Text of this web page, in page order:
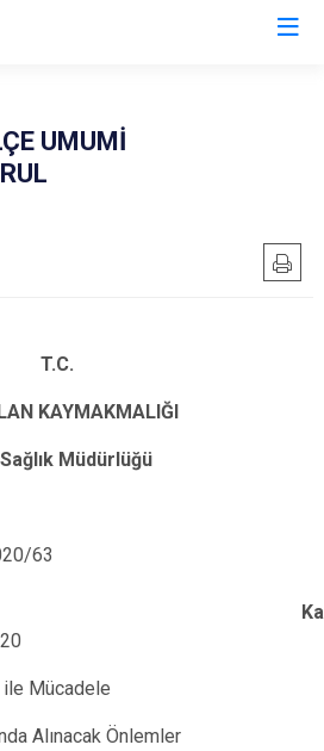
UMUMİ
T.C.
KAYMAKMALIĞI
Müdürlüğü
63
Mücadele
Önlemler